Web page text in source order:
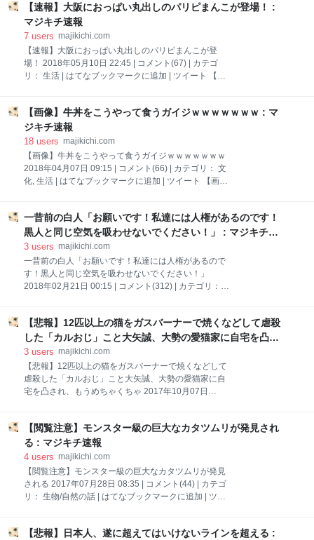
下、5ちゃんねるからVIPがお送りします :
2020/10/18(日) 19:48:58.857 ID:h/BkwshUa
https://imgur.com/it8TgaA https://imgur.com/jcNf5Vo 引
WWWWWWWWWWWWWWWWWWWWWWWWWW
WWWWWWWWWWWWWWWWWWWWWWWWWW
WWWWWWWWWWWWWWWWWWWWWWWWWW
【速報】大阪におっぱい丸出しのパリピまんこが登場！ :
マジキチ速報
7 users majikichi.com
【速報】大阪におっぱい丸出しのパリピまんこが登
場！ 2018年05月10日 22:45 | コメント(67) | カテゴ
リ： 生活 | はてなブックマークに追加 | ツイート 【速
@kusowwwkessaku 大阪キマってるわwwww 引用元
http://tomcat.2ch.sc/test/read.cgi/livejupiter/152594635
8 2：風吹けば名無し 2018/05/10(木) 18:59:36.44
ID:vnENOh4lM.net かわいいやん 3：風吹けば名無し
2018/05/10(木) 18:59:47.12 ID:HyHdU9fZ0.net ガチで
草 心斎橋か？ 5：風吹けば名無し 2018/05/10(木)
【画像】牛丼をこうやって食うガイジｗｗｗｗｗｗｗ : マ
ジキチ速報
18 users majikichi.com
【画像】牛丼をこうやって食うガイジｗｗｗｗｗｗｗ
2018年04月07日 09:15 | コメント(66) | カテゴリ： 文
化, 生活 | はてなブックマークに追加 | ツイート 【画
ｗｗｗｗｗｗｗ1：以下、？ちゃんねるからVIPがお送
りします 2018/03/30(金) 21:14:17.855
ID:p5JQ+D2C0.net えぇ‥‥‥‥ 引用元
http://viper.2ch.sc/test/read.cgi/news4vip/1522412057
3：以下、？ちゃんねるからVIPがお送りします
2018/03/30(金) 21:14:52.096 ID:zjMgXmLd0.net ｼﾞｬｯ
一昔前の白人「お願いです！私達には人権があるのです！
黒人と同じ空気を吸わせないでください！」 : マジキチ速
報
3 users majikichi.com
一昔前の白人「お願いです！私達には人権があるので
す！黒人と同じ空気を吸わせないでください！」
2018年02月21日 00:15 | コメント(312) | カテゴリ：
と同じ空気を吸わせないでください！」1：風吹けば
名無し＠＼(^o^)／ 2017/06/13(火) 13:29:25.02
ID:GwteeYyv0.net 「クリスマスに欲しいのは唯一、ク
リーンな白人専用の学校」「人種隔離を守れ」。 学校
で人種隔離を続けることを求める白人女性ら。 警察官
に向かって叫ぶ。 1960年11月15日、ルイジアナ州の
校し始めて2日目の抗議活動。 引用元 http://tomcat.2ch
【悲報】12匹以上の猫をガスバーナーで焼くなどして虐殺
した「カルおじ」こと大矢誠、大勢の愛猫家に自宅を凸さ
れ、もうめちゃくちゃ : マジキチ速報
3 users majikichi.com
【悲報】12匹以上の猫をガスバーナーで焼くなどして
虐殺した「カルおじ」こと大矢誠、大勢の愛猫家に自
宅を凸され、もうめちゃくちゃ 2017年10月07日
犯、チンフェや岡尚大以上にけんまされる1：風吹け
ば名無し＠＼(^o^)／ 2017/10/07(土) 17:39:41.71
ID:U5Xa8IP9M.net ↓憤怒する愛猫家達 みなさん こん
ばんは 昨日 １６時 深谷のおじさんのマンション、訪
問者きたらしく 奥様、または 本人が 110番したのかな
あ？ パトカー来てましたかな？ まあ 皆様 深谷のおじ
pic.twitter.com/8PlcE8VxfQ— 市川ヒロシ
【閲覧注意】モンスター級の巨大なカタツムリが発見され
る : マジキチ速報
4 users majikichi.com
【閲覧注意】モンスター級の巨大なカタツムリが発見
される 2017年07月28日 08:35 | コメント(44) | カテゴ
リ： 生物/自然の話 | はてなブックマークに追加 | ツイ
か？」1：名無しさん＠涙目です。(庭)＠＼(^o^)／
【悲報】日本人、遂に超えてはいけないラインを超える :